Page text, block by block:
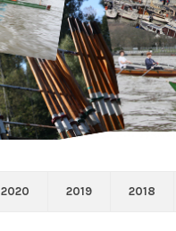
2020 2019 2018